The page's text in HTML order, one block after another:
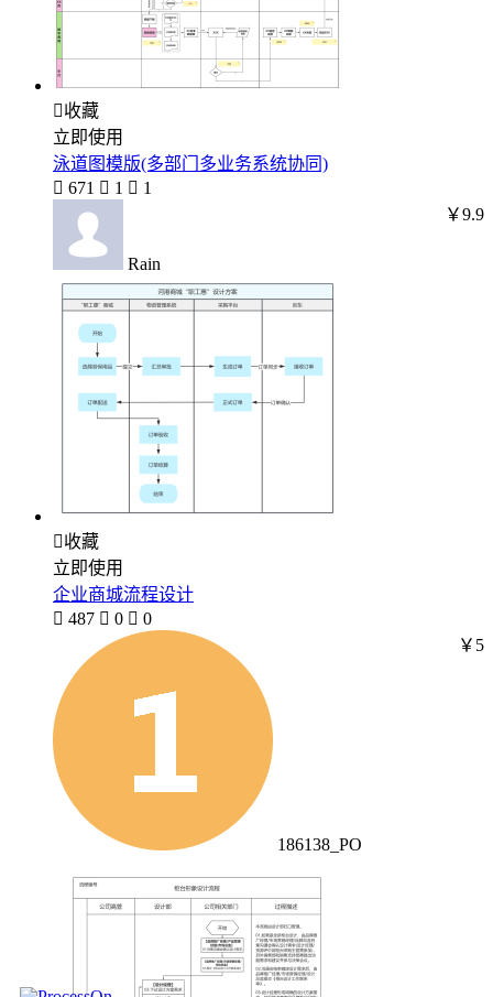
收藏
立即使用
泳道图模版(多部门多业务系统协同)
 671  1  1
Rain
￥9.9
收藏
立即使用
企业商城流程设计
 487  0  0
186138_PO
￥5